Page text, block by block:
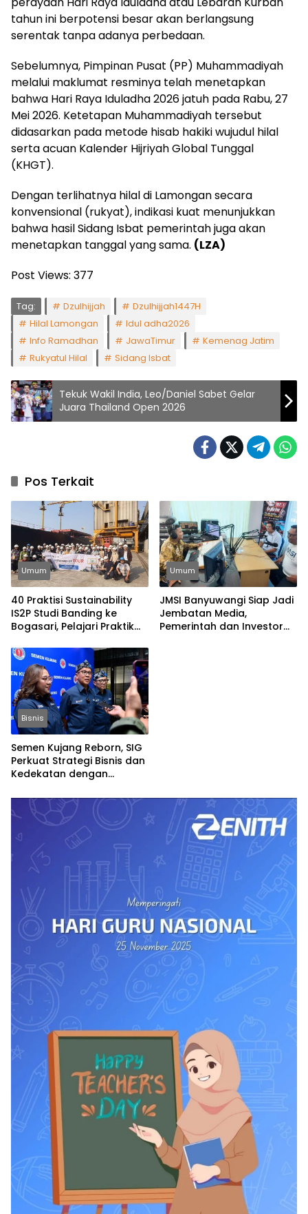
tahun ini berpotensi besar akan berlangsung
serentak tanpa adanya perbedaan.
Sebelumnya, Pimpinan Pusat (PP) Muhammadiyah
melalui maklumat resminya telah menetapkan
bahwa Hari Raya Iduladha 2026 jatuh pada Rabu, 27
Mei 2026. Ketetapan Muhammadiyah tersebut
didasarkan pada metode hisab hakiki wujudul hilal
serta acuan Kalender Hijriyah Global Tunggal
(KHGT).
Dengan terlihatnya hilal di Lamongan secara
konvensional (rukyat), indikasi kuat menunjukkan
bahwa hasil Sidang Isbat pemerintah juga akan
menetapkan tanggal yang sama. (LZA)
Post Views: 377
Tag: Dzulhijjah
Dzulhijjah1447H
Hilal Lamongan
Idul adha2026
Info Ramadhan
JawaTimur
Kemenag Jatim
Rukyatul Hilal
Sidang Isbat
Tekuk Wakil India, Leo/Daniel Sabet Gelar
Juara Thailand Open 2026
Pos Terkait
Umum
40 Praktisi Sustainability
IS2P Studi Banding ke
Bogasari, Pelajari Praktik
Umum
JMSI Banyuwangi Siap Jadi
Jembatan Media,
Pemerintah dan Investor
Bisnis
Semen Kujang Reborn, SIG
Perkuat Strategi Bisnis dan
Kedekatan dengan